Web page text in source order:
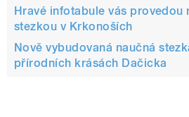
Hravé infotabule vás provedou
stezkou v Krkonoších
Nově vybudovaná naučná
přírodních krásách Dačicka